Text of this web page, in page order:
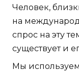
Человек,
на
спрос на эту
существует и
Мы